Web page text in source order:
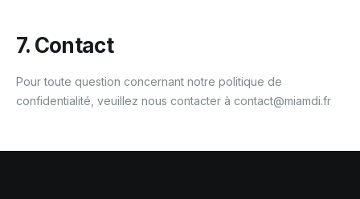
7. Contact
Pour toute question concernant notre politique de
confidentialité, veuillez nous contacter à contact@miamdi.fr